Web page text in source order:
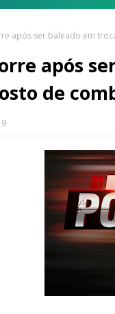
após ser baleado em
após
de